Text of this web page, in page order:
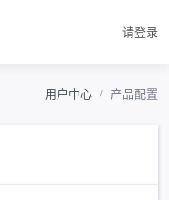
请登录
用户中心 产品配置